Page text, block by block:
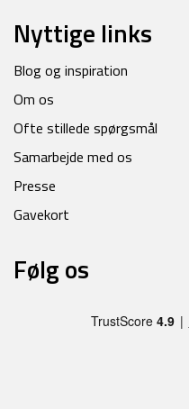
Nyttige links
Blog og inspiration
Om os
Ofte stillede spørgsmål
Samarbejde med os
Presse
Gavekort
Følg os